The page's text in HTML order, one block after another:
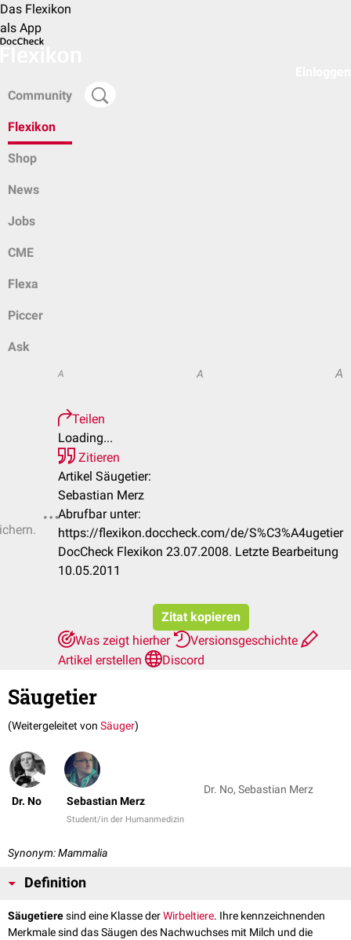
Das Flexikon
als App
Community
Flexikon
Shop
News
Jobs
CME
Flexa
Piccer
Ask
A A A
Teilen
Loading...
Zitieren
Artikel Säugetier:
Sebastian Merz
Abrufbar unter:
https://flexikon.doccheck.com/de/S%C3%A4ugetier
DocCheck Flexikon 23.07.2008. Letzte Bearbeitung
10.05.2011
Zitat kopieren
Was zeigt hierher
Versionsgeschichte
Artikel erstellen
Discord
Säugetier
(Weitergeleitet von Säuger)
Dr. No Sebastian Merz
Student/in der Humanmedizin
Dr. No, Sebastian Merz
Synonym: Mammalia
Definition
Säugetieresind eine Klasse derWirbeltiere. Ihre kennzeichnenden
Merkmale sind das Säugen des Nachwuchses mit Milch und die